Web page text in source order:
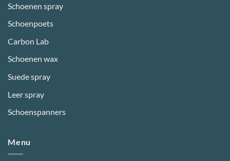
Schoenen spray
Schoenpoets
Carbon Lab
Schoenen wax
Suede spray
Leer spray
Schoenspanners
Menu